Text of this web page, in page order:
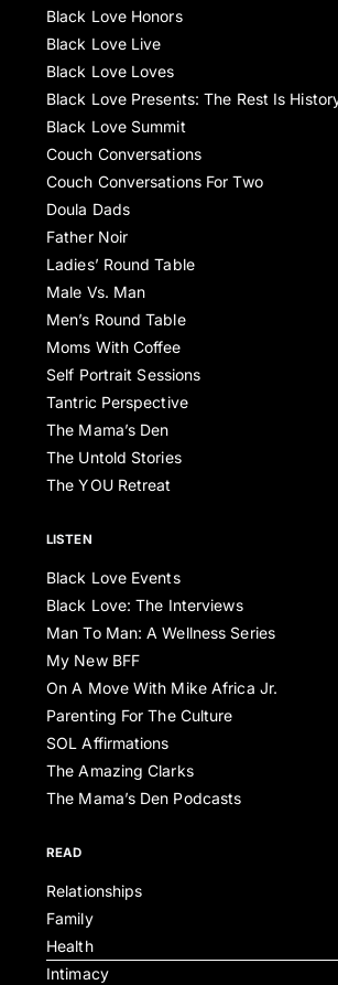
Black Love Honors
Black Love Live
Black Love Loves
Black Love Presents: The Rest Is
Black Love Summit
Couch Conversations
Couch Conversations For Two
Doula Dads
Father Noir
Ladies’ Round Table
Male Vs. Man
Men’s Round Table
Moms With Coffee
Self Portrait Sessions
Tantric Perspective
The Mama’s Den
The Untold Stories
The YOU Retreat
LISTEN
Black Love Events
Black Love: The Interviews
Man To Man: A Wellness Series
My New BFF
On A Move With Mike Africa Jr.
Parenting For The Culture
SOL Affirmations
The Amazing Clarks
The Mama’s Den Podcasts
READ
Relationships
Family
Health
Intimacy